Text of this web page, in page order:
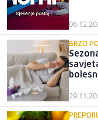
BRZO
bolesni